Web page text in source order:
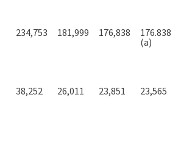
234,753 181,999 176,838
176.838
(a)
38,252 26,011 23,851 23,565